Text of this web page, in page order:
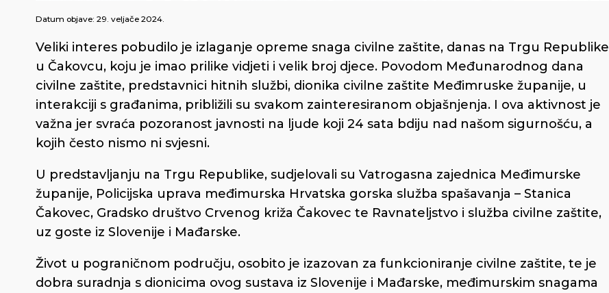
Datum objave: 29. veljače 2024.
Veliki interes pobudilo je izlaganje opreme snaga civilne zaštite, danas na Trgu Republike
u Čakovcu, koju je imao prilike vidjeti i velik broj djece. Povodom Međunarodnog dana
civilne zaštite, predstavnici hitnih službi, dionika civilne zaštite Međimruske županije, u
interakciji s građanima, približili su svakom zainteresiranom objašnjenja. I ova aktivnost je
važna jer svraća pozoranost javnosti na ljude koji 24 sata bdiju nad našom sigurnošću, a
kojih često nismo ni svjesni.
U predstavljanju na Trgu Republike, sudjelovali su Vatrogasna zajednica Međimurske
županije, Policijska uprava međimurska Hrvatska gorska služba spašavanja – Stanica
Čakovec, Gradsko društvo Crvenog križa Čakovec te Ravnateljstvo i služba civilne zaštite,
uz goste iz Slovenije i Mađarske.
Život u pograničnom području, osobito je izazovan za funkcioniranje civilne zaštite, te je
dobra suradnja s dionicima ovog sustava iz Slovenije i Mađarske, međimurskim snagama